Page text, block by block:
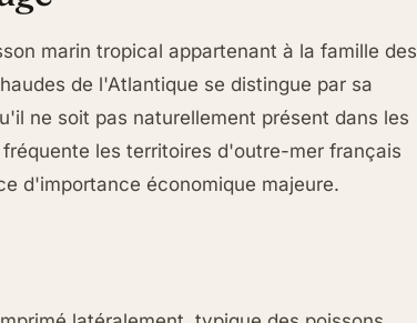
marin tropical appartenant à la famille des
de l'Atlantique se distingue par sa
ne soit pas naturellement présent dans les
les territoires d'outre-mer français
d'importance économique majeure.